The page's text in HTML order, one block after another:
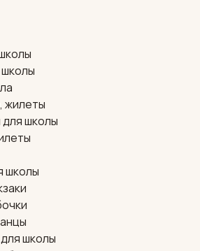
жилеты
школы
школы
школы